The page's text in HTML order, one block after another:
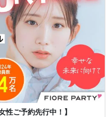
性ご予約先行中！】